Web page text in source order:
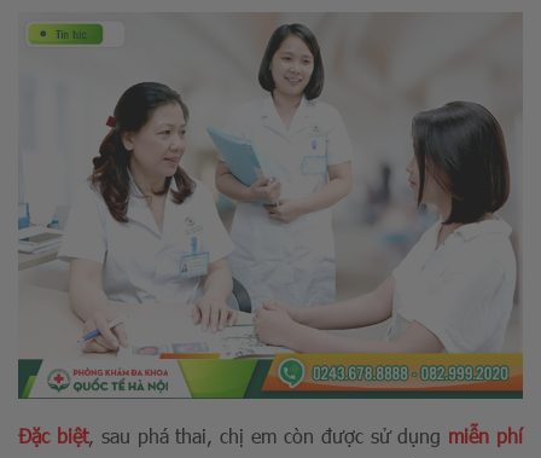
Đặc biệt, sau phá thai, chị em còn được sử dụng miễn phí